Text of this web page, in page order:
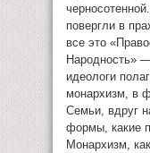
повергли в
все это
Народность»
идеологи
монархизм, в
Семьи, вдруг
формы, какие
Монархизм,